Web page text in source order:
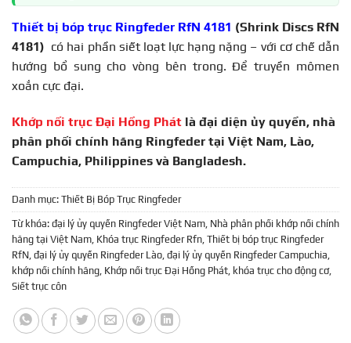
Thiết bị bóp trục Ringfeder RfN 4181 (Shrink Discs RfN
4181) có hai phần siết loạt lực hạng nặng – với cơ chế dẫn
hướng bổ sung cho vòng bên trong. Để truyền mômen
xoắn cực đại.
Khớp nối trục Đại Hồng Phát là đại diện ủy quyền, nhà
phân phối chính hãng Ringfeder tại Việt Nam, Lào,
Campuchia, Philippines và Bangladesh.
Danh mục: Thiết Bị Bóp Trục Ringfeder
Từ khóa: đại lý ủy quyền Ringfeder Việt Nam Nhà phân phối khớp nối chính
hãng tại Việt Nam Khóa trục Ringfeder Rfn Thiết bị bóp trục Ringfeder
RfN đại lý ủy quyền Ringfeder Lào đại lý ủy quyền Ringfeder Campuchia
khớp nối chính hãng Khớp nối trục Đại Hồng Phát khóa trục cho động cơ,
Siết trục côn